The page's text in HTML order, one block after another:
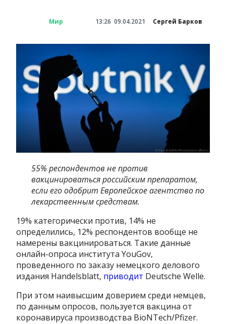
Мир 13:26 09.04.2021 Сергей Барков
55% респондентов не против
вакцинироваться российским препаратом,
если его одобрит Европейское агентство по
лекарственным средствам.
19% категорически против, 14% не
определились, 12% респондентов вообще не
намерены вакцинироваться. Такие данные
онлайн-опроса института YouGov,
проведенного по заказу немецкого делового
издания Handelsblatt, приводит Deutsche Welle.
При этом наивысшим доверием среди немцев,
по данным опросов, пользуется вакцина от
коронавируса производства BioNTech/Pfizer.